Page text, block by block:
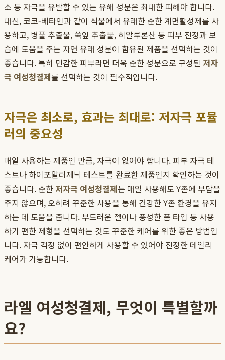
소 등 자극을 유발할 수 있는 유해 성분은 최대한 피해야 합니다.
대신, 코코-베타인과 같이 식물에서 유래한 순한 계면활성제를 사
용하고, 병풀 추출물, 쑥잎 추출물, 히알루론산 등 피부 진정과 보
습에 도움을 주는 자연 유래 성분이 함유된 제품을 선택하는 것이
좋습니다. 특히 민감한 피부라면 더욱 순한 성분으로 구성된 저자
극 여성청결제를 선택하는 것이 필수적입니다.
자극은 최소로, 효과는 최대로: 저자극 포뮬
러의 중요성
매일 사용하는 제품인 만큼, 자극이 없어야 합니다. 피부 자극 테
스트나 하이포알러제닉 테스트를 완료한 제품인지 확인하는 것이
좋습니다. 순한 저자극 여성청결제는 매일 사용해도 Y존에 부담을
주지 않으며, 오히려 꾸준한 사용을 통해 건강한 Y존 환경을 유지
하는 데 도움을 줍니다. 부드러운 젤이나 풍성한 폼 타입 등 사용
하기 편한 제형을 선택하는 것도 꾸준한 케어를 위한 좋은 방법입
니다. 자극 걱정 없이 편안하게 사용할 수 있어야 진정한 데일리
케어가 가능합니다.
라엘 여성청결제, 무엇이 특별할까
요?